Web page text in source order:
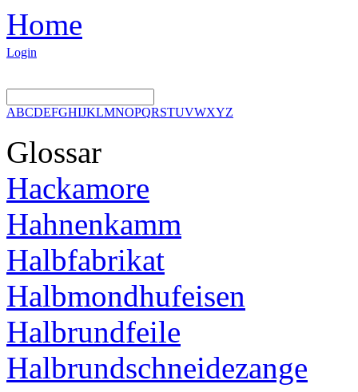
Home
Login
ABCDEFGHIJKLMNOPQRSTUVWXYZ
Glossar
Hackamore
Hahnenkamm
Halbfabrikat
Halbmondhufeisen
Halbrundfeile
Halbrundschneidezange